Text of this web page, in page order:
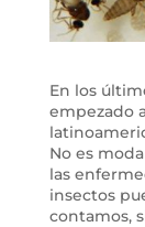
En los
empezado
No es
las
insectos
contamos,